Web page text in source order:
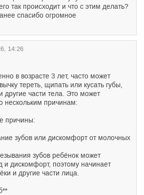
так происходит и что с этим делать?
спасибо огромное
14:26
в возрасте 3 лет, часто может
тереть, щипать или кусать губы,
другие части тела. Это может
нескольким причинам:
причины:
зубов или дискомфорт от молочных
зубов ребёнок может
и дискомфорт, поэтому начинает
и другие части лица.